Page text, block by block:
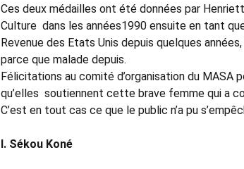
Ces deux médailles ont été données par
Culture dans les années1990 ensuite en tant
Revenue des Etats Unis depuis quelques
parce que malade depuis.
Félicitations au comité d’organisation du MASA
qu’elles soutiennent cette brave femme qui a
C’est en tout cas ce que le public n’a pu
I. Sékou Koné